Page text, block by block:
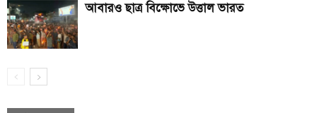
আবারও ছাত্র বিক্ষোভে উত্তাল ভারত